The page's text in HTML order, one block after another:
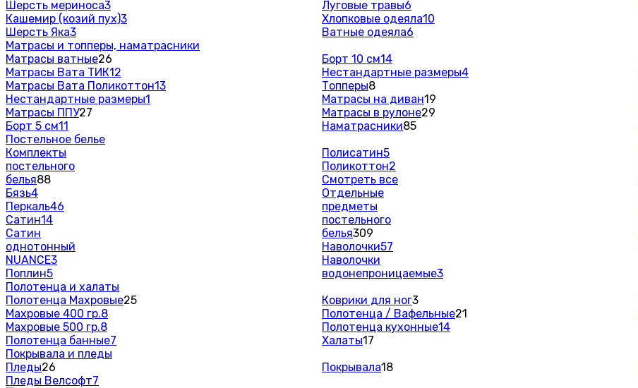
Шерсть мериноса3
Кашемир (козий пух)3
Шерсть Яка3
Луговые травы6
Хлопковые одеяла10
Ватные одеяла6
Матрасы и топперы, наматрасники
Матрасы ватные26
Матрасы Вата ТИК12
Матрасы Вата Поликоттон13
Нестандартные размеры1
Матрасы ППУ27
Борт 5 см11
Борт 10 см14
Нестандартные размеры4
Топперы8
Матрасы на диван19
Матрасы в рулоне29
Наматрасники85
Постельное белье
Комплекты
постельного
белья88
Бязь4
Перкаль46
Сатин14
Сатин
однотонный
NUANCE3
Поплин5
Полисатин5
Поликоттон2
Смотреть все
Отдельные
предметы
постельного
белья309
Наволочки57
Наволочки
водонепроницаемые3
Полотенца и халаты
Полотенца Махровые25
Махровые 400 гр.8
Махровые 500 гр.8
Полотенца банные7
Коврики для ног3
Полотенца / Вафельные21
Полотенца кухонные14
Халаты17
Покрывала и пледы
Пледы26
Пледы Велсофт7
Покрывала18